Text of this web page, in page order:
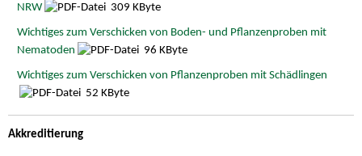
NRW
309 KByte
Wichtiges zum Verschicken von Boden- und Pflanzenproben mit
Nematoden
96 KByte
Wichtiges zum Verschicken von Pflanzenproben mit Schädlingen
52 KByte
Akkreditierung